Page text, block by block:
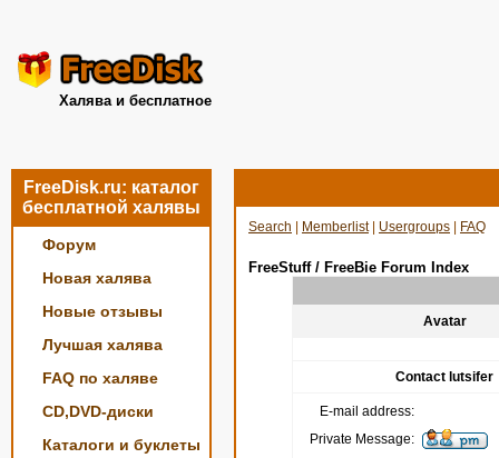
Халява и бесплатное
FreeDisk.ru: каталог
бесплатной халявы
Форум
Новая халява
Новые отзывы
Лучшая халява
FAQ по халяве
CD,DVD-диски
Каталоги и буклеты
Search Memberlist| Usergroups FAQ
FreeStuff / FreeBie Forum Index
Avatar
Contact lutsifer
E-mail address:
Private Message: